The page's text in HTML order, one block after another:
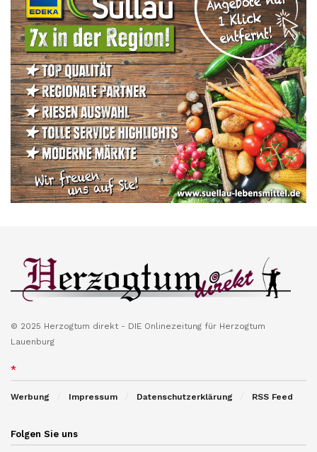
© 2025 Herzogtum direkt - DIE Onlinezeitung für Herzogtum
Lauenburg
*
Werbung Impressum Datenschutzerklärung RSS Feed
Folgen Sie uns